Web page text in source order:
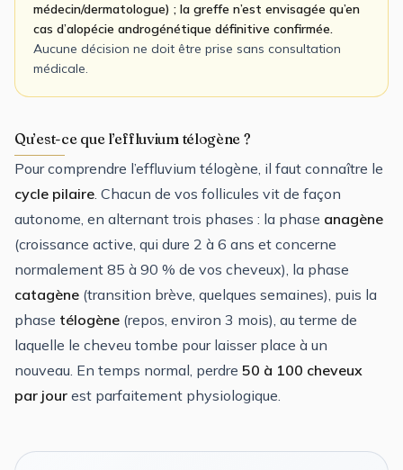
médecin/dermatologue) ; la greffe n’est envisagée qu’en
cas d’alopécie androgénétique définitive confirmée.
Aucune décision ne doit être prise sans consultation
médicale.
Qu’est-ce que l’effluvium télogène ?
Pour comprendre l’effluvium télogène, il faut connaître le
cycle pilaire . Chacun de vos follicules vit de façon
autonome, en alternant trois phases : la phase anagène
(croissance active, qui dure 2 à 6 ans et concerne
normalement 85 à 90 % de vos cheveux), la phase
catagène (transition brève, quelques semaines), puis la
phase télogène (repos, environ 3 mois), au terme de
laquelle le cheveu tombe pour laisser place à un
nouveau. En temps normal, perdre 50 à 100 cheveux
par jour est parfaitement physiologique.